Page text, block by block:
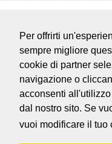
Per offrirti
sempre migliore
cookie di partner
navigazione o
acconsenti
dal nostro sito. Se
vuoi modificare il tuo